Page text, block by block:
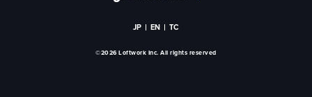
JP EN TC
©2026 Loftwork Inc. All rights reserved